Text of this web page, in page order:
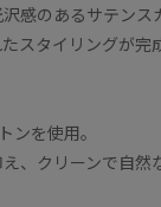
感のあるサテンス
スタイリングが完
ンを使用。
、クリーンで自然